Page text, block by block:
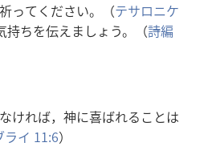
祈ってください。（テサロニケ
持ちを伝えましょう。（詩編
ければ， 神に喜ばれることは
ライ 11:6）